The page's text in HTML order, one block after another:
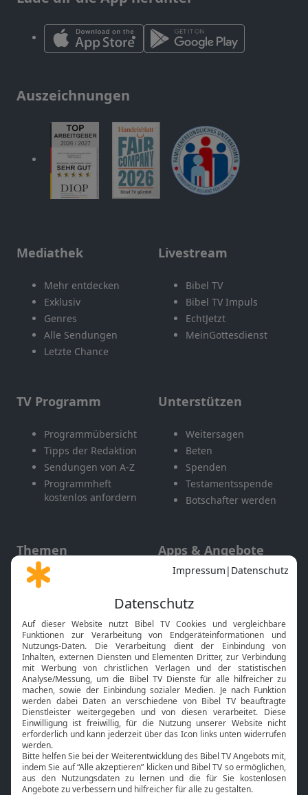
Auszeichnungen
Mediathek
Mehr entdecken
Exklusiv
Genres
Alle Sendungen
Letzte Chance
Livestream
Bibel TV
Bibel TV Impuls
EchtJetzt
MeinGottesdienst
TV Programm
Programmübersicht
Tipps der Redaktion
Sendungen von A-Z
Programmheft
kostenlos anfordern
Unterstützen
Weitersagen
Beten
Spenden
Testamentsspende
Botschafter werden
Themen
Gott und Bibel erklärt
Neuigkeiten
Apps & Angebote
Mobile App
Smart TV
HbbTV
Bibelthek Online-Bibel
Nächster Gottesdienst
Bibel TV
Über uns
Jobs
Service
Kontakt
TV-Empfang